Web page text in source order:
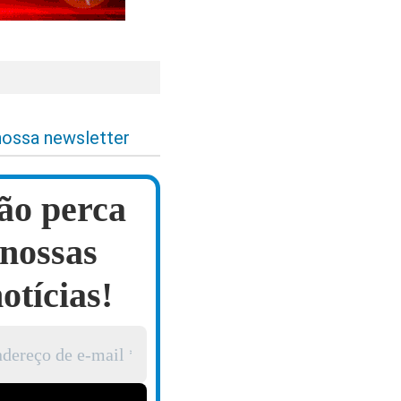
newsletter
perca
nossas